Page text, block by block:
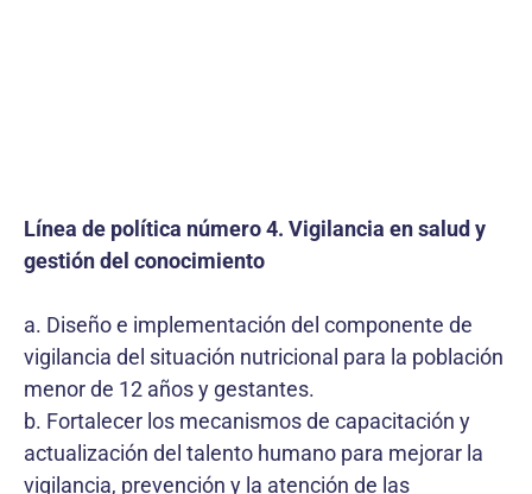
Línea de política número 4. Vigilancia en salud y
gestión del conocimiento
a. Diseño e implementación del componente de
vigilancia del situación nutricional para la población
menor de 12 años y gestantes.
b. Fortalecer los mecanismos de capacitación y
actualización del talento humano para mejorar la
vigilancia, prevención y la atención de las